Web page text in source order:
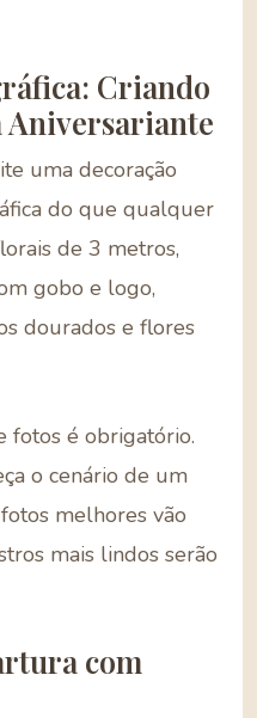
Criando
Aniversariante
uma decoração
do que qualquer
de 3 metros,
gobo e logo,
dourados e flores
fotos é obrigatório.
o cenário de um
melhores vão
mais lindos serão
com